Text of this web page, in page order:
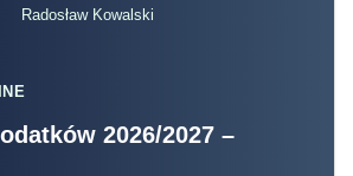
Radosław Kowalski
2026/2027 –